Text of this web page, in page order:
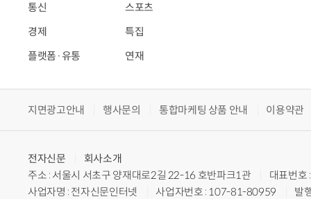
통신
경제
플랫폼·유통
스포츠
특집
연재
지면광고안내 행사문의 통합마케팅 상품 안내 이용약관
전자신문
회사소개
주소 : 서울시 서초구 양재대로2길 22-16 호반파크1관
대표번
사업자명 : 전자신문인터넷
사업자번호 : 107-81-80959
발